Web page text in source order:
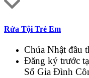
Rửa Tội Trẻ Em
Chúa Nhật đầu
Đăng ký trước
Sổ Gia Đình